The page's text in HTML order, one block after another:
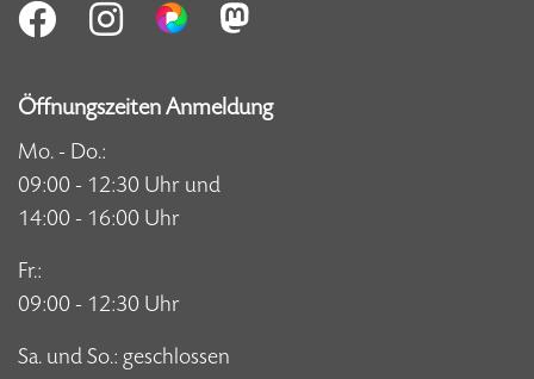
Öffnungszeiten Anmeldung
Mo. - Do.:
09:00 - 12:30 Uhr und
14:00 - 16:00 Uhr
Fr.:
09:00 - 12:30 Uhr
Sa. und So.: geschlossen